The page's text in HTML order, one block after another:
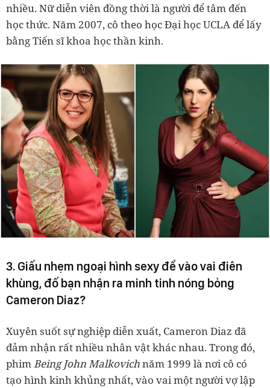
nhiều. Nữ diễn viên đồng thời là người để tâm đến
học thức. Năm 2007, cô theo học Đại học UCLA để lấy
bằng Tiến sĩ khoa học thần kinh.
3. Giấu nhẹm ngoại hình sexy để vào vai điên
khùng, đố bạn nhận ra minh tinh nóng bỏng
Cameron Diaz?
Xuyên suốt sự nghiệp diễn xuất, Cameron Diaz đã
đảm nhận rất nhiều nhân vật khác nhau. Trong đó,
phimBeing John Malkovichnăm 1999 là nơi cô có
tạo hình kinh khủng nhất, vào vai một người vợ lập